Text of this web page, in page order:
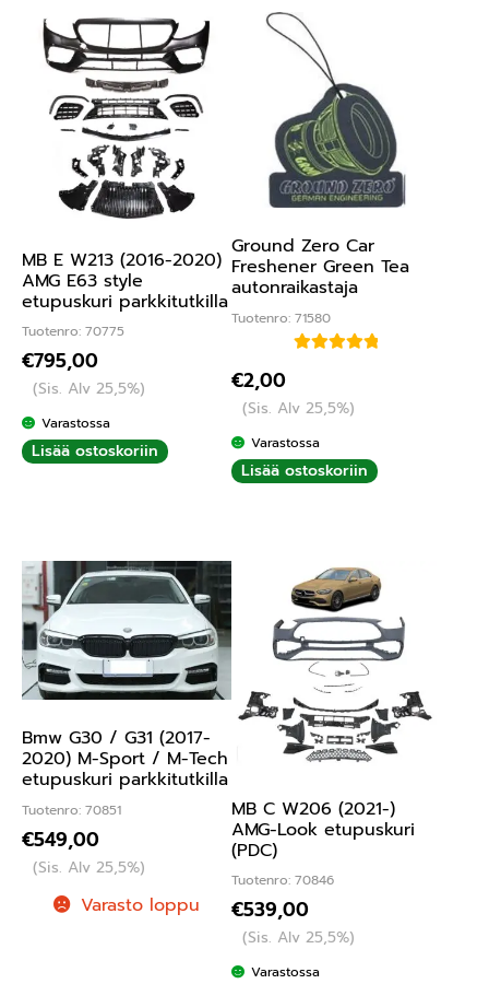
MB E W213 (2016-2020)
AMG E63 style
etupuskuri parkkitutkilla
Tuotenro: 70775
€795,00
(Sis. Alv 25,5%)
Varastossa
Lisää ostoskoriin
Ground Zero Car
Freshener Green Tea
autonraikastaja
Tuotenro: 71580
5.00/ 5
€2,00
(Sis. Alv 25,5%)
Varastossa
Lisää ostoskoriin
Bmw G30 / G31 (2017-
2020) M-Sport / M-Tech
etupuskuri parkkitutkilla
Tuotenro: 70851
€549,00
(Sis. Alv 25,5%)
Varasto loppu
MB C W206 (2021-)
AMG-Look etupuskuri
(PDC)
Tuotenro: 70846
€539,00
(Sis. Alv 25,5%)
Varastossa